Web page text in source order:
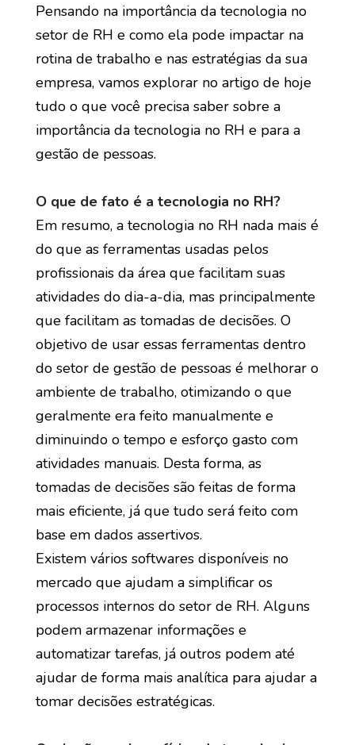
Pensando na importância da tecnologia no
setor de RH e como ela pode impactar na
rotina de trabalho e nas estratégias da sua
empresa, vamos explorar no artigo de hoje
tudo o que você precisa saber sobre a
importância da tecnologia no RH e para a
gestão de pessoas.
O que de fato é a tecnologia no RH?
Em resumo, a tecnologia no RH nada mais é
do que as ferramentas usadas pelos
profissionais da área que facilitam suas
atividades do dia-a-dia, mas principalmente
que facilitam as tomadas de decisões. O
objetivo de usar essas ferramentas dentro
do setor de gestão de pessoas é melhorar o
ambiente de trabalho, otimizando o que
geralmente era feito manualmente e
diminuindo o tempo e esforço gasto com
atividades manuais. Desta forma, as
tomadas de decisões são feitas de forma
mais eficiente, já que tudo será feito com
base em dados assertivos.
Existem vários softwares disponíveis no
mercado que ajudam a simplificar os
processos internos do setor de RH. Alguns
podem armazenar informações e
automatizar tarefas, já outros podem até
ajudar de forma mais analítica para ajudar a
tomar decisões estratégicas.